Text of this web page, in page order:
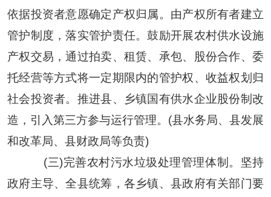
依据投资者意愿确定产权归属。由产权所有者建立
管护制度，落实管护责任。鼓励开展农村供水设施
产权交易，通过拍卖、租赁、承包、股份合作、委
托经营等方式将一定期限内的管护权、收益权划归
社会投资者。推进县、乡镇国有供水企业股份制改
造，引入第三方参与运行管理。(县水务局、县发展
和改革局、县财政局等负责)
(三)完善农村污水垃圾处理管理体制。坚持
政府主导、全县统筹，各乡镇、县政府有关部门要